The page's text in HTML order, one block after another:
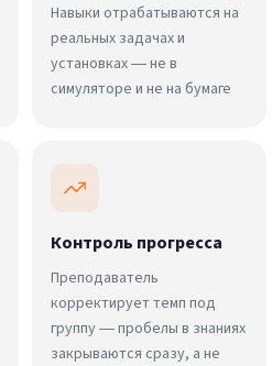
Навыки отрабатываются на
реальных задачах и
установках — не в
симуляторе и не на бумаге
Контроль прогресса
Преподаватель
корректирует темп под
группу — пробелы в знаниях
закрываются сразу, а не